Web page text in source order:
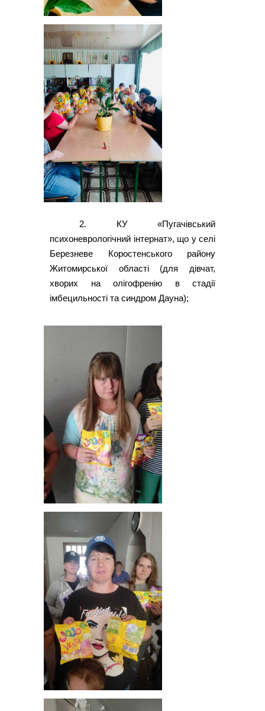
2. КУ «Пугачівський
психоневрологічний інтернат», що у селі
Березневе Коростенського району
Житомирської області (для дівчат,
хворих на олігофренію в стадії
імбецильності та синдром Дауна);